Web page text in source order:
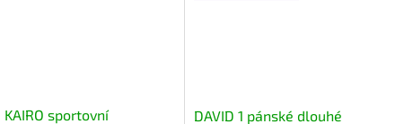
KAIRO sportovní
DAVID 1 pánské dlouhé